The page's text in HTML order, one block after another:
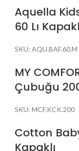
Aquella
60 Lı
SKU: AQU.BAF.60.M
MY
Çubuğu
SKU: MCF.KCK.200
Cotton
Kapaklı